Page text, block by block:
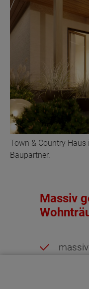
Town & Country
Baupartner.
Massiv